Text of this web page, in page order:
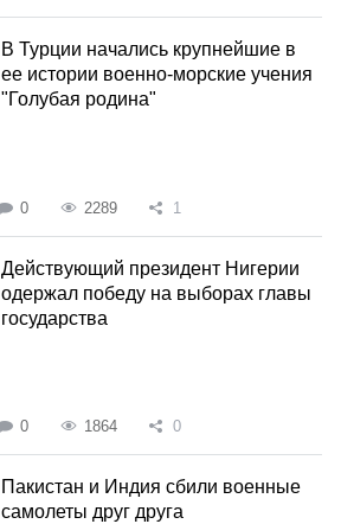
В Турции начались крупнейшие в
ее истории военно-морские учения
"Голубая родина"
0 2289 1
Действующий президент Нигерии
одержал победу на выборах главы
государства
0 1864 0
Пакистан и Индия сбили военные
самолеты друг друга